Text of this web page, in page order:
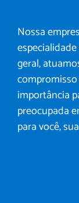
Nossa
geral,
importância
preocupada
para você,